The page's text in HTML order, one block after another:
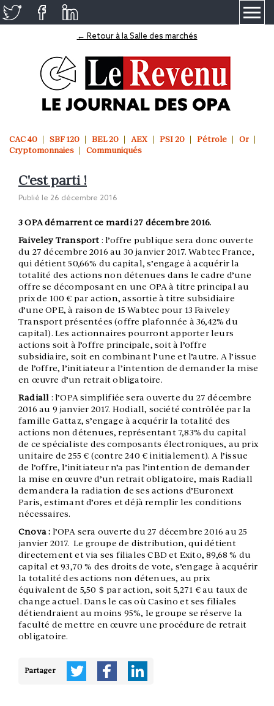
← Retour à la Salle des marchés
CAC 40 SBF 120 BEL 20 AEX PSI 20 Pétrole
Or
Cryptomonnaies
Communiqués
C'est parti !
Publié le 26 décembre 2016
3 OPA démarrent ce mardi 27 décembre 2016.
Faiveley Transport : l’offre publique sera donc ouverte
du 27 décembre 2016 au 30 janvier 2017. Wabtec France,
qui détient 50,66% du capital, s’engage à acquérir la
totalité des actions non détenues dans le cadre d’une
offre se décomposant en une OPA à titre principal au
prix de 100 € par action, assortie à titre subsidiaire
d’une OPE, à raison de 15 Wabtec pour 13 Faiveley
Transport présentées (offre plafonnée à 36,42% du
capital). Les actionnaires pourront apporter leurs
actions soit à l’offre principale, soit à l’offre
subsidiaire, soit en combinant l’une et l’autre. A l’issue
de l’offre, l’initiateur a l’intention de demander la mise
en œuvre d’un retrait obligatoire.
Radiall : l’OPA simplifiée sera ouverte du 27 décembre
2016 au 9 janvier 2017. Hodiall, société contrôlée par la
famille Gattaz, s’engage à acquérir la totalité des
actions non détenues, représentant 7,83% du capital
de ce spécialiste des composants électroniques, au prix
unitaire de 255 € (contre 240 € initialement). A l’issue
de l’offre, l’initiateur n’a pas l’intention de demander
la mise en œuvre d’un retrait obligatoire, mais Radiall
demandera la radiation de ses actions d’Euronext
Paris, estimant d’ores et déjà remplir les conditions
nécessaires.
Cnova: l’OPA sera ouverte du 27 décembre 2016 au 25
janvier 2017. Le groupe de distribution, qui détient
directement et via ses filiales CBD et Exito, 89,68 % du
capital et 93,70 % des droits de vote, s’engage à acquérir
la totalité des actions non détenues, au prix
équivalent de 5,50 $ par action, soit 5,271 € au taux de
change actuel. Dans le cas où Casino et ses filiales
détiendraient au moins 95%, le groupe se réserve la
faculté de mettre en œuvre une procédure de retrait
obligatoire.
Partager